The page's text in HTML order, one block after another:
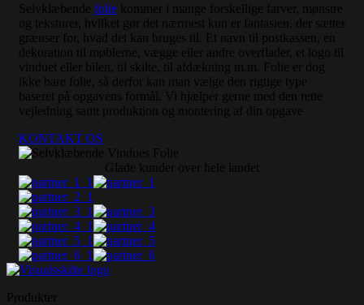
Selvklæbende folie kommer i mange forskellige farver, mønstre
og teksturer, hvilket gør det nærmest kun er fantasien, der sætter
grænser for, hvad det kan bruges til. Et navn til postkassen, en
dekoration til møblerne, vægge eller andre overflader, et logo til
vinduet eller bilen, til skilte, til afdækning m.m. Folie er dog
ikke bare folie, så derfor kan man vælge den rigtige type
baseret på opgavens formål. Vi hjælper gerne med den rette
vejledning samt produktion og montering af din opgave
KONTAKT OS
Glade kunder over hele landet
Produkter